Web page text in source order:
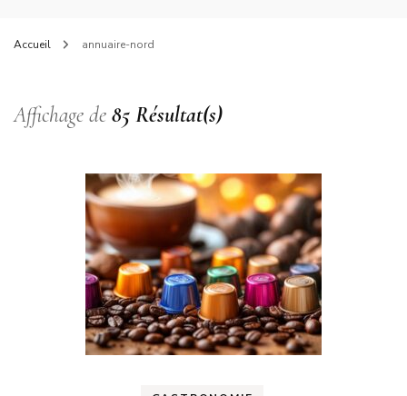
Accueil annuaire-nord
Affichage de 85 Résultat(s)